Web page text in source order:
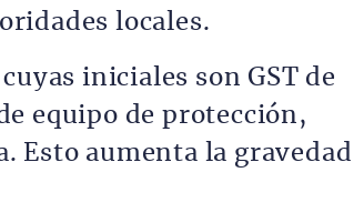
locales.
iniciales son GST de
equipo de protección,
Esto aumenta la gravedad